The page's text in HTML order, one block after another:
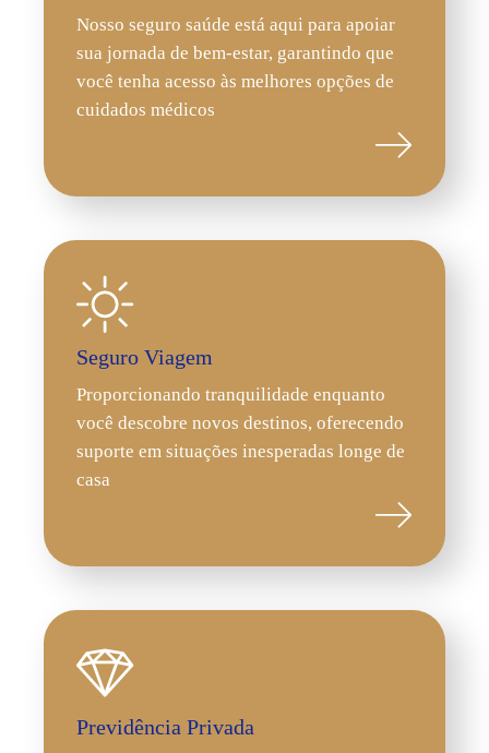
Nosso seguro saúde está aqui para apoiar
sua jornada de bem-estar, garantindo que
você tenha acesso às melhores opções de
cuidados médicos
Seguro Viagem
Proporcionando tranquilidade enquanto
você descobre novos destinos, oferecendo
suporte em situações inesperadas longe de
casa
Previdência Privada